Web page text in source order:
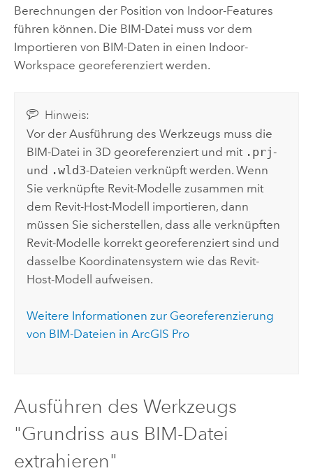
Berechnungen der Position von Indoor-Features
führen können. Die BIM-Datei muss vor dem
Importieren von BIM-Daten in einen Indoor-
Workspace georeferenziert werden.
Hinweis:
Vor der Ausführung des Werkzeugs muss die
BIM-Datei in 3D georeferenziert und mit .prj-
und .wld3-Dateien verknüpft werden. Wenn
Sie verknüpfte Revit-Modelle zusammen mit
dem Revit-Host-Modell importieren, dann
müssen Sie sicherstellen, dass alle verknüpften
Revit-Modelle korrekt georeferenziert sind und
dasselbe Koordinatensystem wie das Revit-
Host-Modell aufweisen.
Weitere Informationen zur Georeferenzierung
von BIM-Dateien inArcGIS Pro
Ausführen des Werkzeugs
"Grundriss aus BIM-Datei
extrahieren"